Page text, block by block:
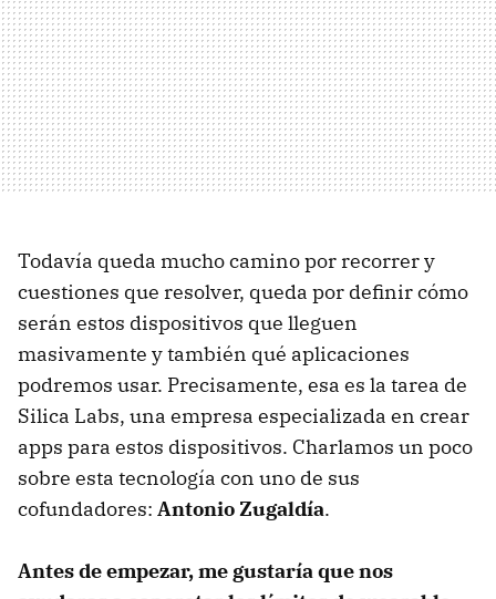
Todavía queda mucho camino por recorrer y
cuestiones que resolver, queda por definir cómo
serán estos dispositivos que lleguen
masivamente y también qué aplicaciones
podremos usar. Precisamente, esa es la tarea de
Silica Labs, una empresa especializada en crear
apps para estos dispositivos. Charlamos un poco
sobre esta tecnología con uno de sus
cofundadores: Antonio Zugaldía.
Antes de empezar, me gustaría que nos